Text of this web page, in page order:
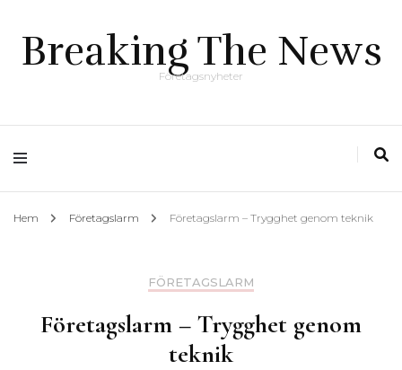
Breaking The News
Företagsnyheter
Hem Företagslarm Företagslarm – Trygghet genom teknik
FÖRETAGSLARM
Företagslarm – Trygghet genom
teknik